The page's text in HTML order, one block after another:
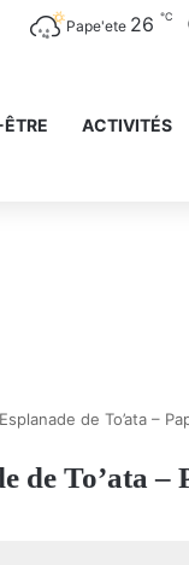
Pape'ete 26 ℃
ACTIVITÉS
de To’ata –
de To’ata –